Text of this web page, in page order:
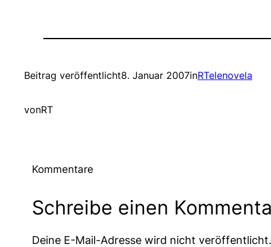
Beitrag veröffentlicht8. Januar 2007inRTelenovela
vonRT
Kommentare
Schreibe einen
Deine E-Mail-Adresse wird nicht veröffentlicht.